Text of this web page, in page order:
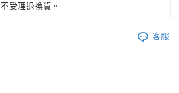
不受理退換貨。
客服